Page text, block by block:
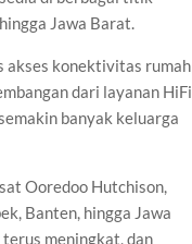
Jawa Barat.
akses konektivitas rumah
dari layanan HiFi
banyak keluarga
Ooredoo Hutchison,
Banten, hingga Jawa
meningkat, dan